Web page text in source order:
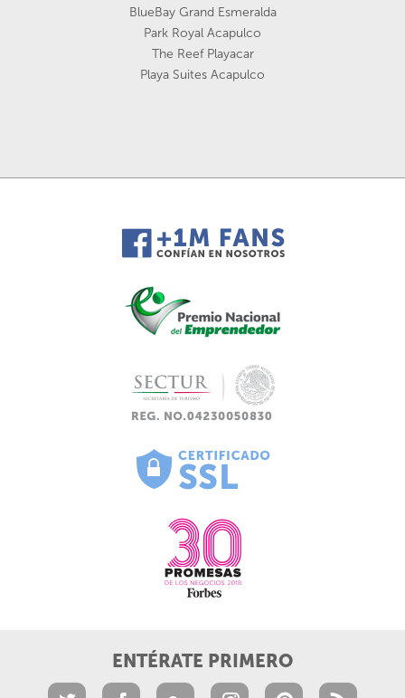
BlueBay Grand Esmeralda
Park Royal Acapulco
The Reef Playacar
Playa Suites Acapulco
ENTÉRATE PRIMERO